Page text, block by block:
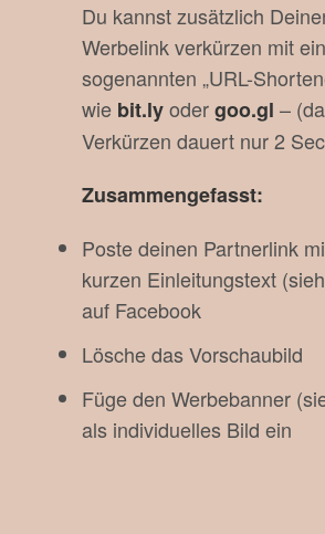
Du kannst zusätzlich
Werbelink verkürzen mit
sogenannten „URL-
wie bit.lyodergoo.gl –
Verkürzen dauert nur 2
Zusammengefasst:
Poste deinen Partnerlink
kurzen Einleitungstext
auf Facebook
Lösche das Vorschaubild
Füge den Werbebanner
als individuelles Bild ein